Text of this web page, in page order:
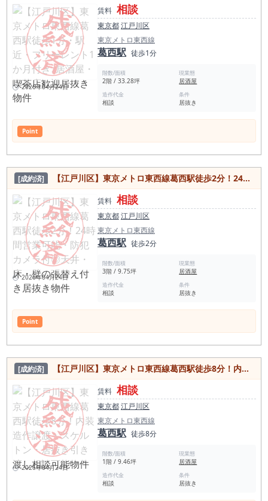
2026年04月24日
賃料 相談
東京都江戸川区
東京メトロ東西線
葛西駅 徒歩1分
階数/面積
2階 / 33.28坪
現業態
居酒屋
造作代金
相談
条件
居抜き
Point
[成約済] 【江戸川区】東京メトロ東西線葛西駅徒歩2分！24時間営業可能・防犯カメラ付◎天井・床・壁の張替え付き居抜き物件
2026年04月24日
賃料 相談
東京都江戸川区
東京メトロ東西線
葛西駅 徒歩2分
階数/面積
3階 / 9.75坪
現業態
居酒屋
造作代金
相談
条件
居抜き
Point
[成約済] 【江戸川区】東京メトロ東西線葛西駅徒歩8分！内装造作譲渡・スケルトン・居抜き引き渡し相談可能物件
2026年04月24日
賃料 相談
東京都江戸川区
東京メトロ東西線
葛西駅 徒歩8分
階数/面積
1階 / 9.46坪
現業態
居酒屋
造作代金
相談
条件
居抜き